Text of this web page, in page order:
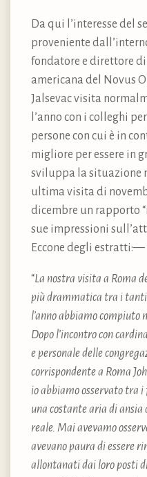
Da qui l’interesse del
proveniente
fondatore e direttore
americana del Novus
Jalsevac visita
l’anno con i colleghi
persone con cui è in
migliore per essere in
sviluppa la situazione
ultima visita di
dicembre un rapporto
sue impressioni
Eccone degli estratti: —
“La nostra visita a Roma
più drammatica tra i tanti
l’anno abbiamo compiuto
Dopo l’incontro con
e personale delle
corrispondente a Roma
io abbiamo osservato tra
una costante aria di
reale. Mai avevamo
avevano paura di essere
allontanati dai loro posti